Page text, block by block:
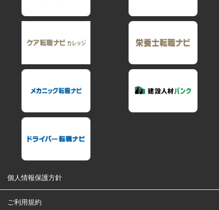
個人情報保護方針
ご利用規約